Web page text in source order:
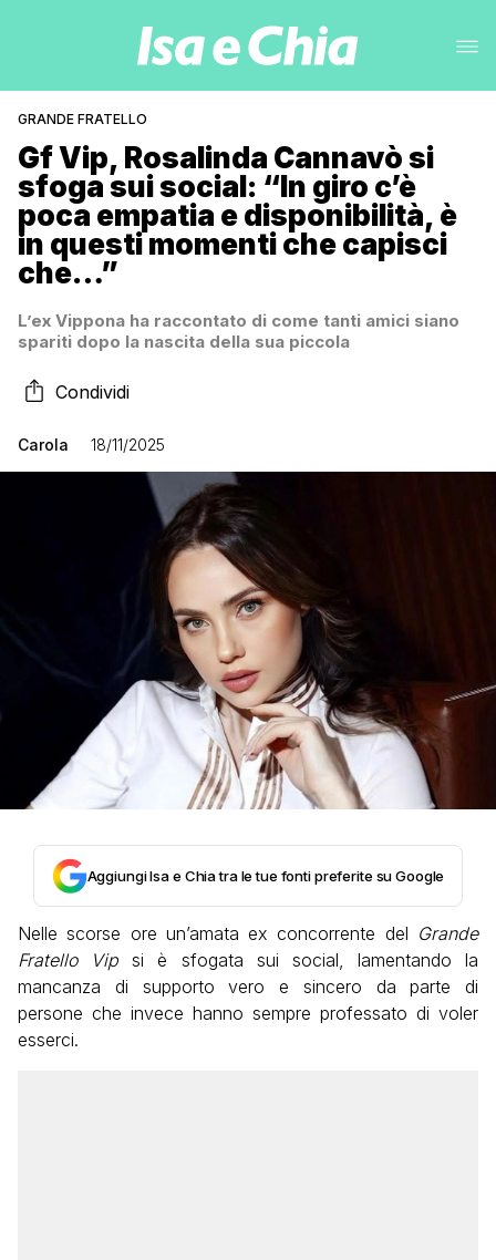
GRANDE FRATELLO
Gf Vip, Rosalinda Cannavò si
sfoga sui social: “In giro c’è
poca empatia e disponibilità, è
in questi momenti che capisci
che…”
L’ex Vippona ha raccontato di come tanti amici siano
spariti dopo la nascita della sua piccola
Condividi
Carola 18/11/2025
Aggiungi Isa e Chia tra le tue fonti preferite su Google
Nelle scorse ore un’amata ex concorrente del Grande
Fratello Vip si è sfogata sui social, lamentando la
mancanza di supporto vero e sincero da parte di
persone che invece hanno sempre professato di voler
esserci.